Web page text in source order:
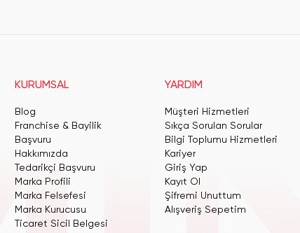
KURUMSAL
Blog
Franchise & Bayilik
Başvuru
Hakkımızda
Tedarikçi Başvuru
Marka Profili
Marka Felsefesi
Marka Kurucusu
Ticaret Sicil Belgesi
YARDIM
Müşteri Hizmetleri
Sıkça Sorulan Sorular
Bilgi Toplumu Hizmetleri
Kariyer
Giriş Yap
Kayıt Ol
Şifremi Unuttum
Alışveriş Sepetim